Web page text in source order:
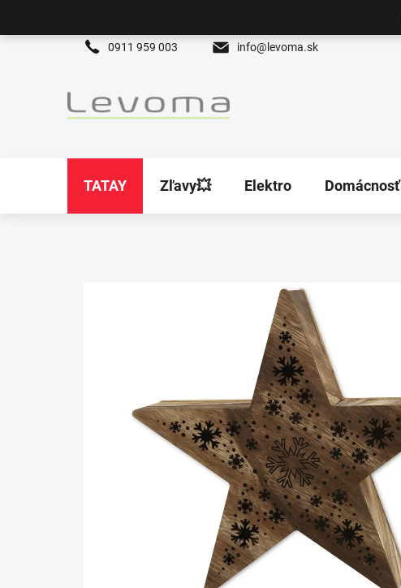
0911 959 003 info@levoma.sk
TATAY Zľavy💥 Elektro Domácnosť